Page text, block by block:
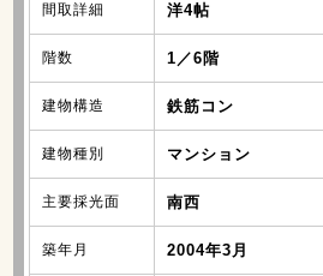
間取詳細 洋4帖
階数 1／6階
建物構造 鉄筋コン
建物種別 マンション
主要採光面 南西
築年月 2004年3月